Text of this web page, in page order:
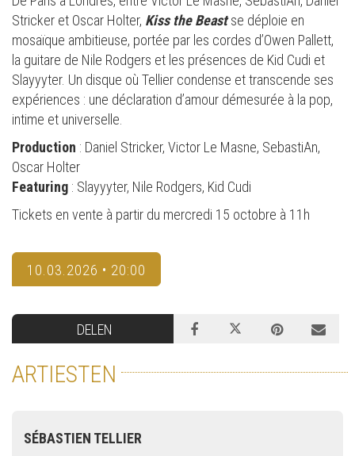
Stricker et Oscar Holter, Kiss the Beastse déploie en
mosaïque ambitieuse, portée par les cordes d’Owen Pallett,
la guitare de Nile Rodgers et les présences de Kid Cudi et
Slayyyter. Un disque où Tellier condense et transcende ses
expériences : une déclaration d’amour démesurée à la pop,
intime et universelle.
Production : Daniel Stricker, Victor Le Masne, SebastiAn,
Oscar Holter
Featuring : Slayyyter, Nile Rodgers, Kid Cudi
Tickets en vente à partir du mercredi 15 octobre à 11h
10.03.2026 • 20:00
DELEN
ARTIESTEN
SÉBASTIEN TELLIER